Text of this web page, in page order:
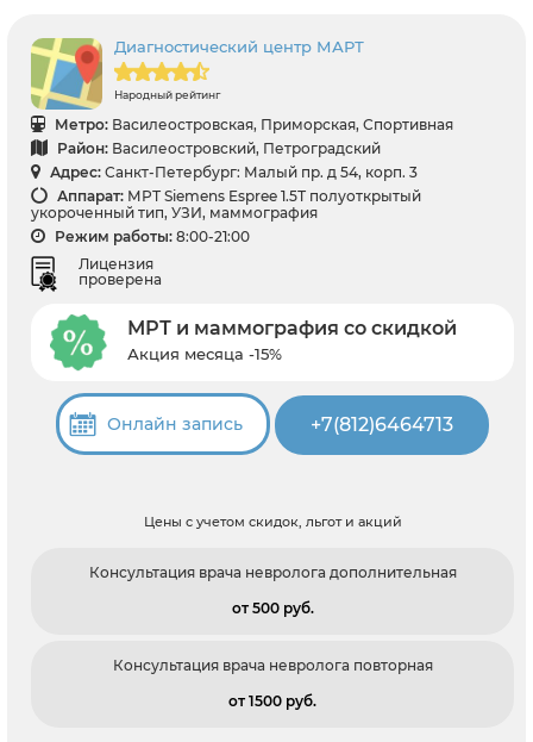
Диагностический центр МАРТ
Народный рейтинг
Метро: Василеостровская, Приморская, Спортивная
Район: Василеостровский, Петроградский
Адрес: Санкт-Петербург: Малый пр. д 54, корп. 3
Аппарат: МРТ Siemens Espree 1.5Т полуоткрытый
укороченный тип, УЗИ, маммография
Режим работы: 8:00-21:00
Лицензия
проверена
МРТ и маммография со скидкой
Акция месяца -15%
Онлайн запись +7(812)6464713
Цены с учетом скидок, льгот и акций
Консультация врача невролога дополнительная
от 500 pуб.
Консультация врача невролога повторная
от 1500 pуб.